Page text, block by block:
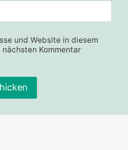
und Website in diesem
Kommentar